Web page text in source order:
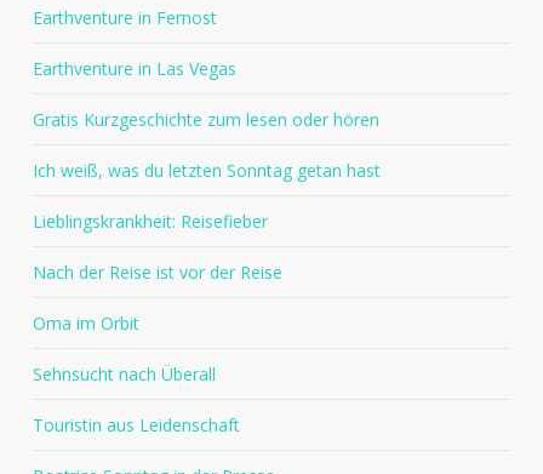
Earthventure in Fernost
Earthventure in Las Vegas
Gratis Kurzgeschichte zum lesen oder hören
Ich weiß, was du letzten Sonntag getan hast
Lieblingskrankheit: Reisefieber
Nach der Reise ist vor der Reise
Oma im Orbit
Sehnsucht nach Überall
Touristin aus Leidenschaft